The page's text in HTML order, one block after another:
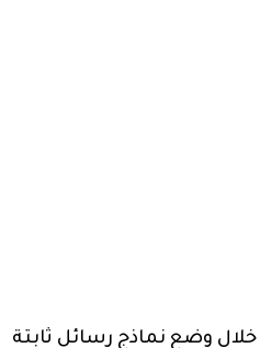
وضع نماذج رسائل ثابتة